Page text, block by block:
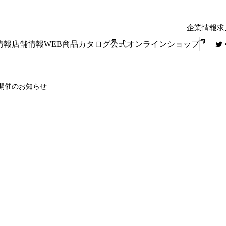
企業情報求
報 店舗情報WEB商品カタログ公式オンラインショップ
催のお知らせ